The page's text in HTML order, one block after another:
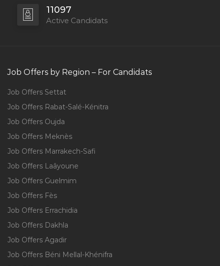
11097
Active Candidats
Job Offers by Region – For Candidats
Job Offers Settat
Job Offers Rabat-Salé-Kénitra
Job Offers Oujda
Job Offers Meknès
Job Offers Marrakech-Safi
Job Offers Laâyoune
Job Offers Guelmim
Job Offers Fès
Job Offers Errachidia
Job Offers Dakhla
Job Offers Agadir
Job Offers Béni Mellal-Khénifra